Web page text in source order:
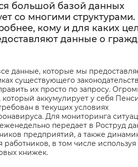
большой базой данных
со многими структурами.
кому и для каких
данные о
данные, которые мы
существующего
их просто по запросу.
аккумулирует у себя
в текущих условиях
Для мониторинга
передает в Роструд
предприятий, а также
в том числе
книжек.